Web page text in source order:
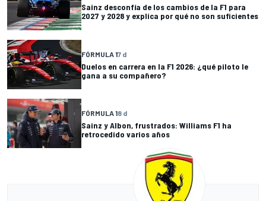
Sainz desconfía de los cambios de la F1 para
2027 y 2028 y explica por qué no son suficientes
FÓRMULA 17 d
Duelos en carrera en la F1 2026: ¿qué piloto le
gana a su compañero?
FÓRMULA 18 d
Sainz y Albon, frustrados: Williams F1 ha
retrocedido varios años